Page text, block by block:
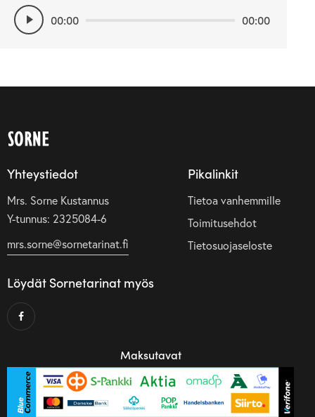
Äänitoistin00:00 00:00
Yhteystiedot
Mrs. Sorne Kustannus
Y-tunnus: 2325084-6
mrs.sorne@sornetarinat.fi
Pikalinkit
Tietoa vanhemmille
Toimitusehdot
Tietosuojaseloste
Löydät Sornetarinat myös
Maksutavat